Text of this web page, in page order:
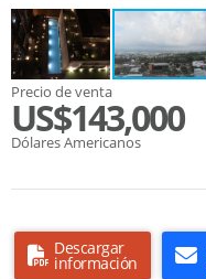
Precio de venta
US$143,000
Dólares Americanos
Descargar
información